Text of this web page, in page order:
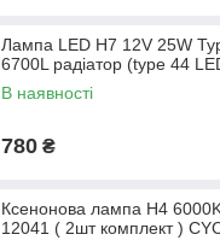
Лампа LED H7 12V 25W
6700L радіатор (type 44
В наявності
780 ₴
Ксенонова лампа H4
12041 ( 2шт комплект )